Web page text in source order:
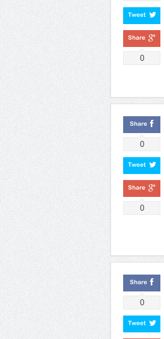
Tweet
Share
0
Share
0
Tweet
Share
0
Share
0
Tweet